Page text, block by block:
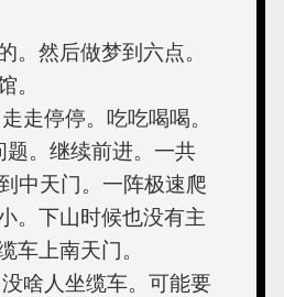
。然后做梦到六点。
。
走停停。吃吃喝喝。
。继续前进。一共
中天门。一阵极速爬
。下山时候也没有主
车上南天门。
啥人坐缆车。可能要